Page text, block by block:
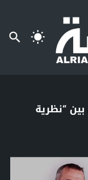
بين “نظرية